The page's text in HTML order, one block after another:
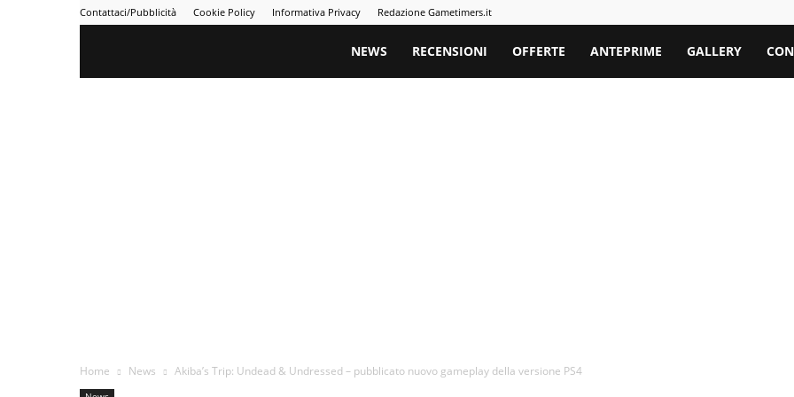
Contattaci/Pubblicità Cookie Policy Informativa Privacy Redazione Gametimers.it
Gametimers
NEWS RECENSIONI OFFERTE ANTEPRIME GALLERY
Home News Akiba’s Trip: Undead & Undressed – pubblicato nuovo gameplay della versione PS4